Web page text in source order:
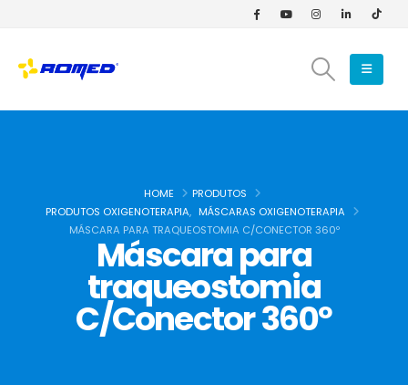
HOME
PRODUTOS
PRODUTOS OXIGENOTERAPIA, MÁSCARAS OXIGENOTERAPIA
MÁSCARA PARA TRAQUEOSTOMIA C/CONECTOR 360º
Máscara para
traqueostomia
C/Conector 360º